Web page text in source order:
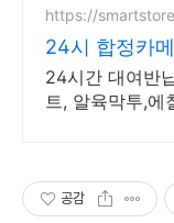
https://
24시 합정카
24시간 대여반
트, 알육막투,에
공감